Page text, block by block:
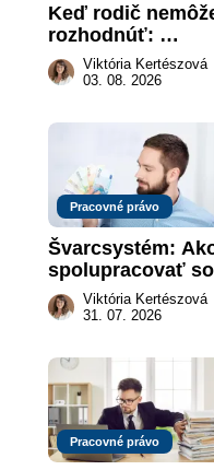
Keď rodič
rozhodnúť:
nahradenie
vôle súdom v
Viktória Kertészová
03. 08. 2026
Pracovné právo
Švarcsystém:
spolupracovať so
živnostníkom
legálne a bez
Viktória Kertészová
31. 07. 2026
Pracovné právo